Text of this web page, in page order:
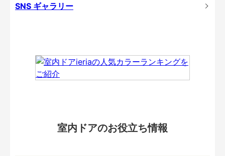
SNS ギャラリー
室内ドアのお役立ち情報